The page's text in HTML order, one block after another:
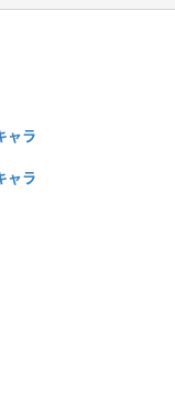
ャラ
ャラ